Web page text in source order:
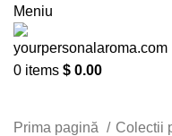
Meniu
0 items $ 0.00
Prima pagină
Colectii